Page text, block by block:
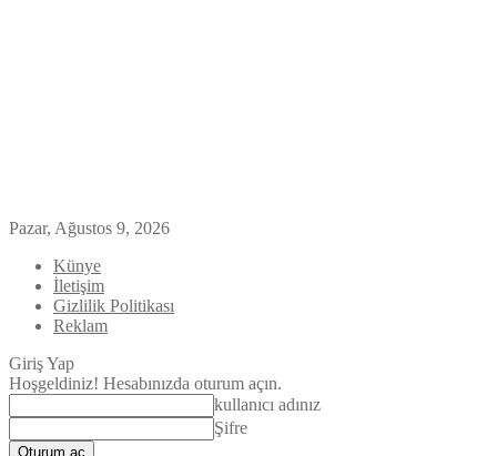
Pazar, Ağustos 9, 2026
Künye
İletişim
Gizlilik Politikası
Reklam
Giriş Yap
Hoşgeldiniz! Hesabınızda oturum açın.
kullanıcı adınız
Şifre